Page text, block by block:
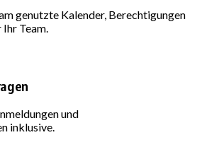
genutzte Kalender, Berechtigungen
Team.
und
inklusive.